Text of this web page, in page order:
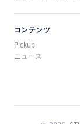
コンテンツ
Pickup
ニュース